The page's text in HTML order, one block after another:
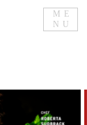
ME
NU